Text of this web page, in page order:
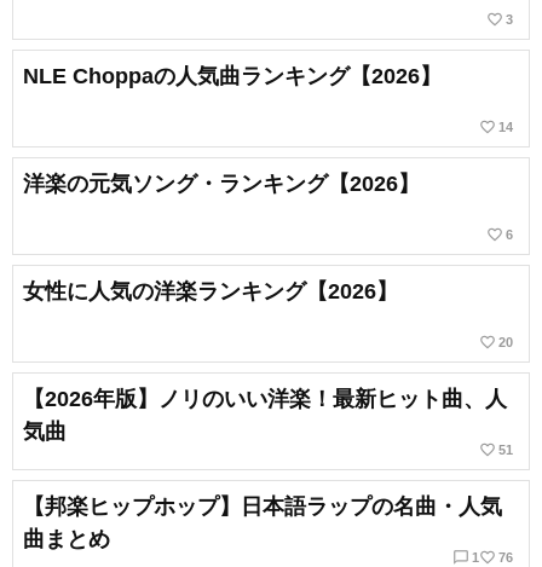
favorite_border 3
NLE Choppaの人気曲ランキング【2026】
favorite_border 14
洋楽の元気ソング・ランキング【2026】
favorite_border 6
女性に人気の洋楽ランキング【2026】
favorite_border 20
【2026年版】ノリのいい洋楽！最新ヒット曲、人
気曲
favorite_border 51
【邦楽ヒップホップ】日本語ラップの名曲・人気
曲まとめ
chat_bubble_outline 1 favorite_border 76